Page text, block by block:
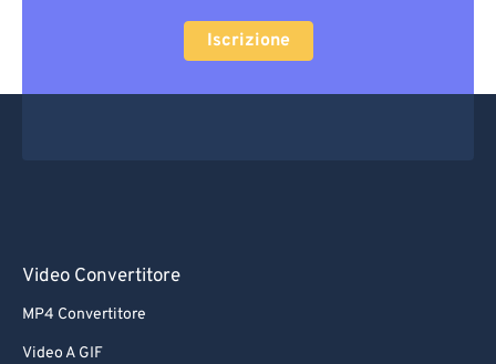
Iscrizione
Video Convertitore
MP4 Convertitore
Video A GIF